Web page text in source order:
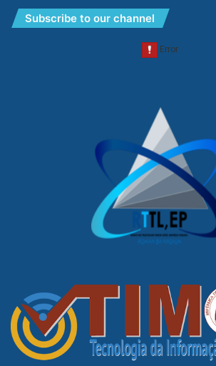
Subscribe to our channel